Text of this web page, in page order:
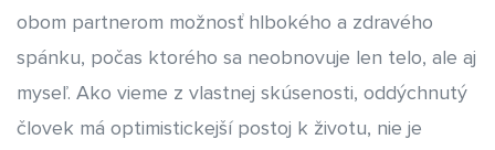
obom partnerom možnosť hlbokého a zdravého
spánku, počas ktorého sa neobnovuje len telo, ale aj
myseľ. Ako vieme z vlastnej skúsenosti, oddýchnutý
človek má optimistickejší postoj k životu, nie je